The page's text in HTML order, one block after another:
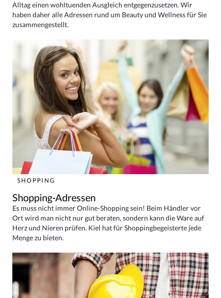
Alltag einen wohltuenden Ausgleich entgegenzusetzen. Wir
haben daher alle Adressen rund um Beauty und Wellness für Sie
zusammengestellt.
SHOPPING
Shopping-Adressen
Es muss nicht immer Online-Shopping sein! Beim Händler vor
Ort wird man nicht nur gut beraten, sondern kann die Ware auf
Herz und Nieren prüfen. Kiel hat für Shoppingbegeisterte jede
Menge zu bieten.